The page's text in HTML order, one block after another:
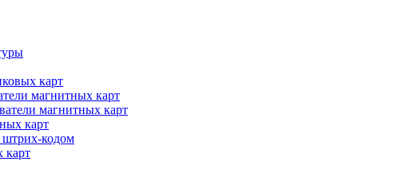
карт
магнитных карт
магнитных карт
карт
штрих-кодом
карт